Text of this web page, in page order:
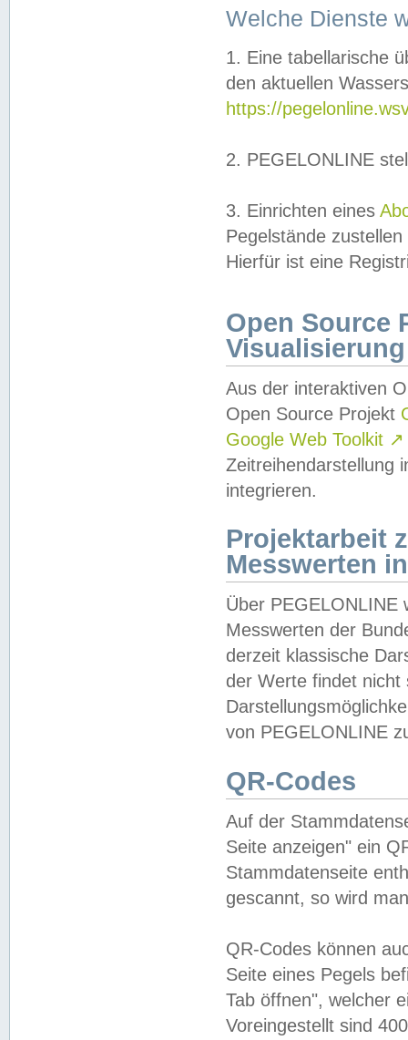
Welche Dienste
1. Eine tabellarische
den aktuellen
https://
2. PEGELONLINE
3. Einrichten eines
Pegelstände
Hierfür ist eine
Open Source
Visualisierung
Aus der interaktiven
Open Source Projekt
Google Web Toolkit ↗
Zeitreihendarstellung
integrieren.
Projektarbeit
Messwerten
Über PEGELONLINE
Messwerten der
derzeit klassische
der Werte findet
von PEGELONLINE
QR-Codes
Auf der
Seite anzeigen" ein
Stammdatenseite
gescannt, so wird
QR-Codes können
Seite eines Pegels
Tab öffnen", welcher
Voreingestellt sind